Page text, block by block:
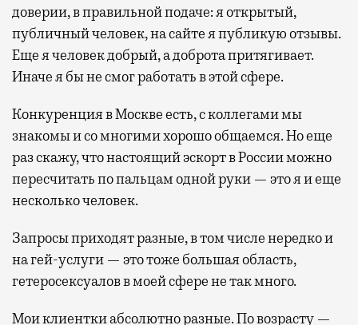
доверии, в правильной подаче: я открытый,
публичный человек, на сайте я публикую отзывы.
Еще я человек добрый, а доброта притягивает.
Иначе я бы не смог работать в этой сфере.
Конкуренция в Москве есть, с коллегами мы
знакомы и со многими хорошо общаемся. Но еще
раз скажу, что настоящий эскорт в России можно
пересчитать по пальцам одной руки — это я и еще
несколько человек.
Запросы приходят разные, в том числе нередко и
на гей-услуги — это тоже большая область,
гетеросексуалов в моей сфере не так много.
Мои клиентки абсолютно разные. По возрасту —